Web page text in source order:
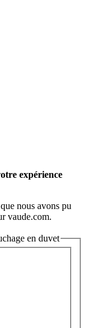
expérience
nous avons pu
vaude.com.
en duvet